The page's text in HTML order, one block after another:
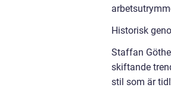
Historisk
Staffan
skiftande
stil som är